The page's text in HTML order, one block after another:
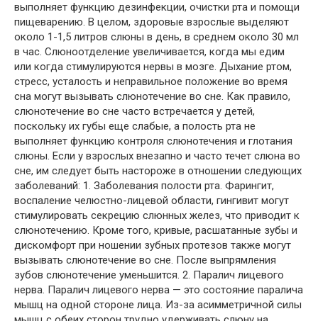
выполняет функцию дезинфекции, очистки рта и помощи
пищеварению. В целом, здоровые взрослые выделяют
около 1-1,5 литров слюны в день, в среднем около 30 мл
в час. Слюноотделение увеличивается, когда мы едим
или когда стимулируются нервы в мозге. Дыхание ртом,
стресс, усталость и неправильное положение во время
сна могут вызывать слюнотечение во сне. Как правило,
слюнотечение во сне часто встречается у детей,
поскольку их губы еще слабые, а полость рта не
выполняет функцию контроля слюнотечения и глотания
слюны. Если у взрослых внезапно и часто течет слюна во
сне, им следует быть настороже в отношении следующих
заболеваний: 1. Заболевания полости рта. Фарингит,
воспаление челюстно-лицевой области, гингивит могут
стимулировать секрецию слюнных желез, что приводит к
слюнотечению. Кроме того, кривые, расшатанные зубы и
дискомфорт при ношении зубных протезов также могут
вызывать слюнотечение во сне. После выпрямления
зубов слюнотечение уменьшится. 2. Паралич лицевого
нерва. Паралич лицевого нерва — это состояние паралича
мышц на одной стороне лица. Из-за асимметричной силы